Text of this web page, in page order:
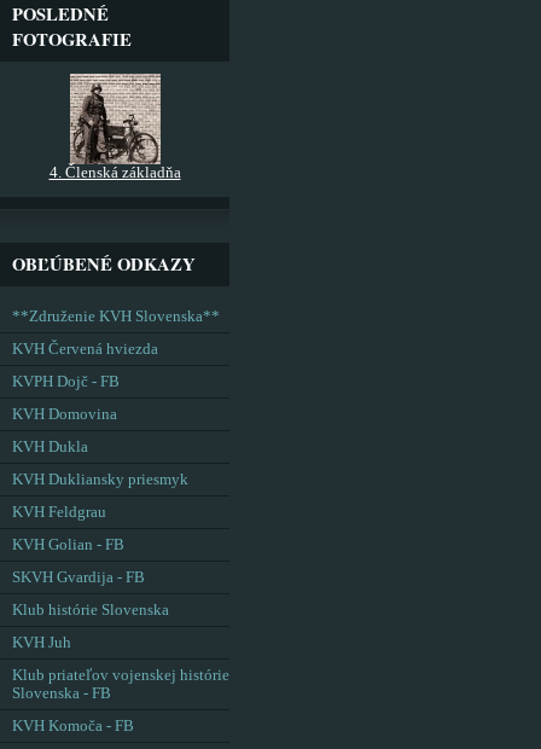
POSLEDNÉ
FOTOGRAFIE
4. Členská základňa
OBĽÚBENÉ ODKAZY
**Združenie KVH Slovenska**
KVH Červená hviezda
KVPH Dojč - FB
KVH Domovina
KVH Dukla
KVH Dukliansky priesmyk
KVH Feldgrau
KVH Golian - FB
SKVH Gvardija - FB
Klub histórie Slovenska
KVH Juh
Klub priateľov vojenskej histórie
Slovenska - FB
KVH Komoča - FB